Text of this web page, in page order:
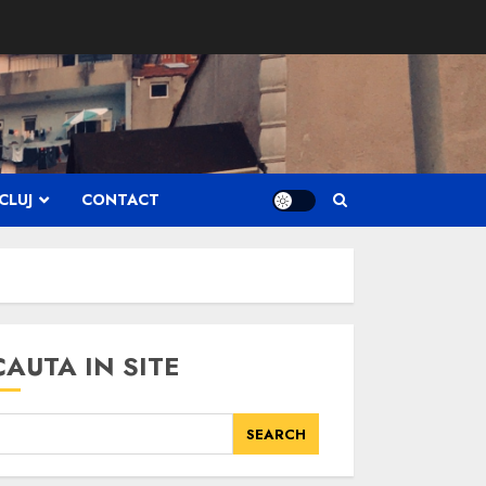
CONTACT
IN SITE
SEARCH